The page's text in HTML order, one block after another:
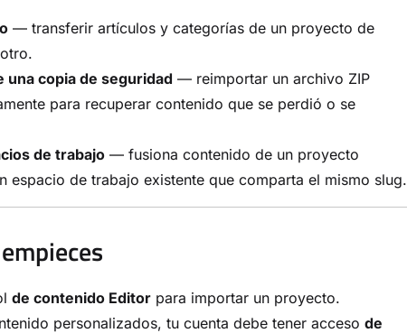
— transferir artículos y categorías de un proyecto de
una copia de seguridad — reimportar un archivo ZIP
para recuperar contenido que se perdió o se
de trabajo — fusiona contenido de un proyecto
espacio de trabajo existente que comparta el mismo slug.
de contenido Editor para importar un proyecto.
personalizados, tu cuenta debe tener acceso de